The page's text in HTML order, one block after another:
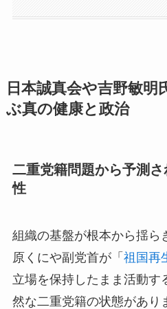
日本誠真会や吉野敏明
ぶ真の健康と政治
二重党籍問題から予測
性
組織の基盤が根本から揺ら
原くにや副党首が「 祖国再
立場を保持したまま活動す
然な二重党籍の状態があり